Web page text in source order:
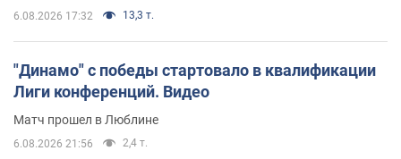
6.08.2026 17:32 13,3 т.
"Динамо" с победы стартовало в квалификации
Лиги конференций. Видео
Матч прошел в Люблине
6.08.2026 21:56 2,4 т.